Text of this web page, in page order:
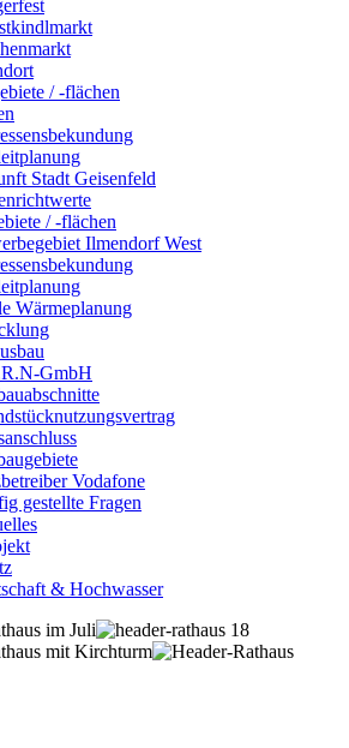
/ -flächen
Stadt Geisenfeld
/ -flächen
Ilmendorf West
Wärmeplanung
GmbH
Vodafone
gestellte Fragen
& Hochwasser